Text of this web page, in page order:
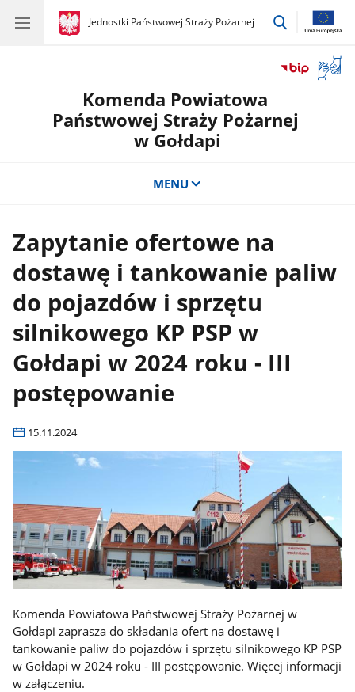
gov.pl
Jednostki Państwowej Straży Pożarnej
gov.pl
Jednostki
przejdź
okno
Komenda Powiatowa
Państwowej Straży Pożarnej
w Gołdapi
MENU
Zapytanie ofertowe na
dostawę i tankowanie paliw
do pojazdów i sprzętu
silnikowego KP PSP w
Gołdapi w 2024 roku - III
postępowanie
15.11.2024
Komenda Powiatowa Państwowej Straży Pożarnej w
Gołdapi zaprasza do składania ofert na dostawę i
tankowanie paliw do pojazdów i sprzętu silnikowego KP PSP
w Gołdapi w 2024 roku - III postępowanie. Więcej informacji
w załączeniu.